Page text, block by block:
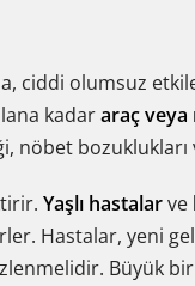
ciddi olumsuz
kadararaç
nöbet
Yaşlı hastalarve
Hastalar, yeni
Büyük